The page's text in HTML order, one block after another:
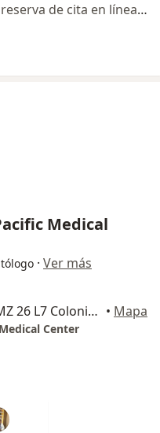
Este especialista no ofrece reserva de cita en línea en esta dirección.
Medical
· Ver más
Avenida Lopez Mateos R1 MZ 26 L7 Colonia La Popular, Ecatepec de Morelos • Mapa
Center